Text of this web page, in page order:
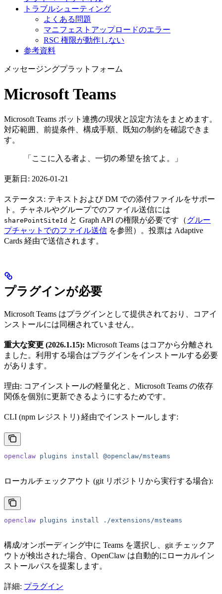
トラブルシューティング
よくある問題
マニフェストアップロードのエラー
RSC 権限が動作しない
参考資料
メッセージングプラットフォーム
Microsoft Teams
Microsoft Teams ボット連携の現状と設定方法をまとめます。
対応範囲、前提条件、構成手順、既知の制約を確認できま
す。
「ここに入る者よ、一切の希望を捨てよ。」
更新日: 2026-01-21
ステータス: テキストおよび DM での添付ファイルをサポー
ト。チャネルやグループでのファイル送信には
sharePointSiteId と Graph API の権限が必要です（グルー
プチャットでのファイル送信 を参照）。投票は Adaptive
Cards 経由で送信されます。
プラグインが必要
Microsoft Teams はプラグインとして提供されており、コアイ
ンストールには同梱されていません。
重大な変更 (2026.1.15): Microsoft Teams はコアから分離され
ました。利用する場合はプラグインをインストールする必要
があります。
理由: コアインストールの軽量化と、Microsoft Teams の依存
関係を個別に更新できるようにするためです。
CLI (npm レジストリ) 経由でインストールします:
openclaw plugins install @openclaw/msteams
ローカルチェックアウト (git リポジトリから実行する場合):
openclaw plugins install ./extensions/msteams
構成/オンボーディング中に Teams を選択し、git チェックア
ウトが検出された場合、OpenClaw は自動的にローカルイン
ストールパスを提案します。
詳細: プラグイン